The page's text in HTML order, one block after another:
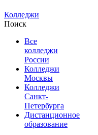
Колледжи
Поиск
Все
колледжи
России
Колледжи
Москвы
Колледжи
Санкт-
Петербурга
Дистанционное
образование